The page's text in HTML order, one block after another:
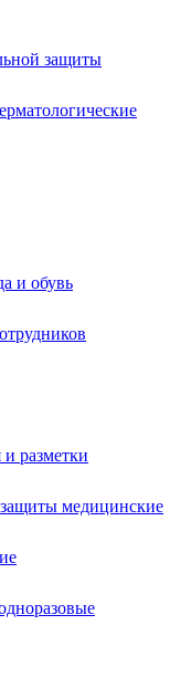
защиты
и обувь
разметки
медицинские